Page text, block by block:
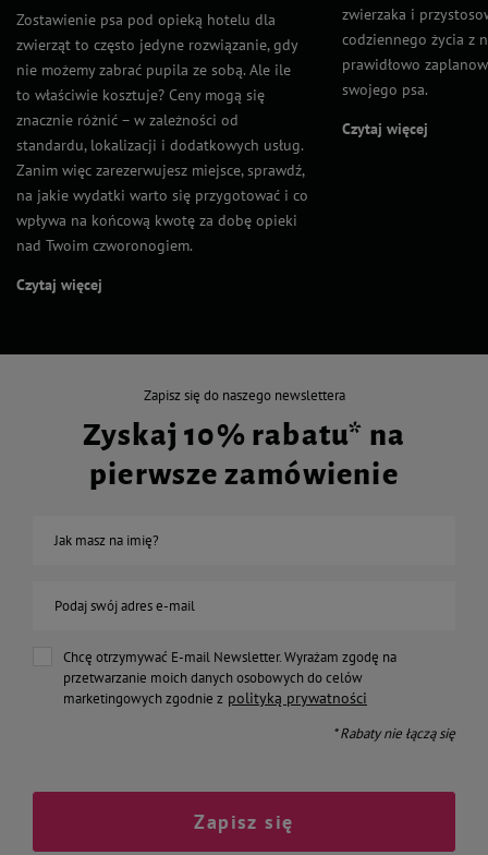
Zostawienie psa pod opieką hotelu dla
zwierząt to często jedyne rozwiązanie, gdy
nie możemy zabrać pupila ze sobą. Ale ile
to właściwie kosztuje? Ceny mogą się
znacznie różnić – w zależności od
standardu, lokalizacji i dodatkowych usług.
Zanim więc zarezerwujesz miejsce, sprawdź,
na jakie wydatki warto się przygotować i co
wpływa na końcową kwotę za dobę opieki
nad Twoim czworonogiem.
Czytaj więcej
zwierzaka i
codziennego życia z
prawidłowo
swojego psa.
Czytaj więcej
Zapisz się do naszego newslettera
Zyskaj 10% rabatu* na
pierwsze zamówienie
Jak masz na imię?
Podaj swój adres e-mail
Chcę otrzymywać E-mail Newsletter. Wyrażam zgodę na
przetwarzanie moich danych osobowych do celów
marketingowych zgodnie z polityką prywatności
* Rabaty nie łączą się
Zapisz się